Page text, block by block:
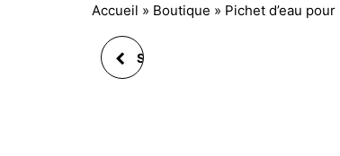
Accueil » Boutique » Pichet d’eau
SAC ISOTHERME ÉTUI